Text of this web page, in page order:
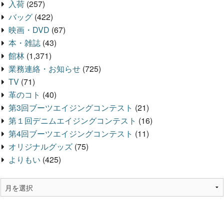
入荷 (257)
バッグ (422)
映画・DVD (67)
本・雑誌 (43)
館林 (1,371)
業務連絡・お知らせ (725)
TV (71)
革のコト (40)
第3回ブーツエイジングコンテスト (21)
第１回デニムエイジングコンテスト (16)
第4回ブーツエイジングコンテスト (11)
オリジナルグッズ (75)
よりもい (425)